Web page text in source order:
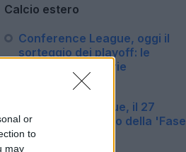
or
to
may
Calcio estero
Conference League, oggi il
sorteggio dei playoff: le
possibili avversarie
dell'Atalanta
Champions League, il 27
agosto il sorteggio della 'Fase
Campionato'
17:31